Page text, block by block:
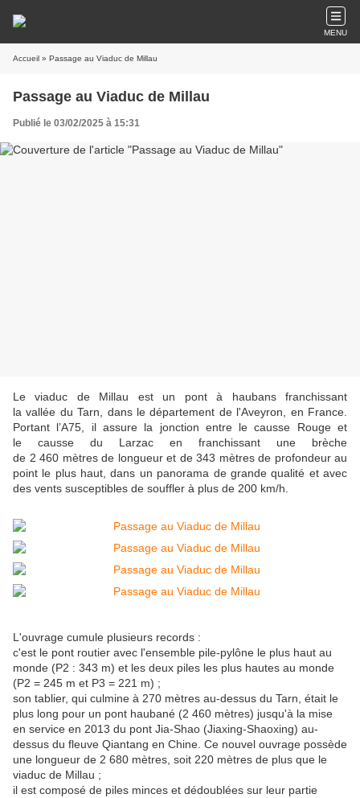
MENU
Accueil » Passage au Viaduc de Millau
Passage au Viaduc de Millau
Publié le 03/02/2025 à 15:31
Le viaduc de Millau est un pont à haubans franchissant
la vallée du Tarn, dans le département de l'Aveyron, en France.
Portant l’A75, il assure la jonction entre le causse Rouge et
le causse du Larzac en franchissant une brèche
de 2 460 mètres de longueur et de 343 mètres de profondeur au
point le plus haut, dans un panorama de grande qualité et avec
des vents susceptibles de souffler à plus de 200 km/h.
L'ouvrage cumule plusieurs records :
c'est le pont routier avec l'ensemble pile-pylône le plus haut au
monde (P2 : 343 m) et les deux piles les plus hautes au monde
(P2 = 245 m et P3 = 221 m) ;
son tablier, qui culmine à 270 mètres au-dessus du Tarn, était le
plus long pour un pont haubané (2 460 mètres) jusqu'à la mise
en service en 2013 du pont Jia-Shao (Jiaxing-Shaoxing) au-
dessus du fleuve Qiantang en Chine. Ce nouvel ouvrage possède
une longueur de 2 680 mètres, soit 220 mètres de plus que le
viaduc de Millau ;
il est composé de piles minces et dédoublées sur leur partie